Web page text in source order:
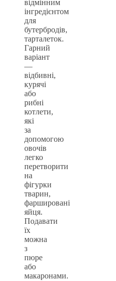
відмінним
інгредієнтом
для
бутербродів,
тарталеток.
Гарний
варіант
—
відбивні,
курячі
або
рибні
котлети,
які
за
допомогою
овочів
легко
перетворити
на
фігурки
тварин,
фаршировані
яйця.
Подавати
їх
можна
з
пюре
або
макаронами.